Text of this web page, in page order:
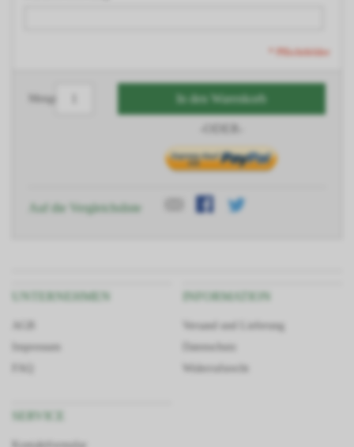
* Pflichtfelder
Menge In den Warenkorb
Auf die Vergleichsliste
UNTERNEHMEN
Impressum
INFORMATION
Versand und Lieferung
Datenschutz
Widerrufsrecht
Kontaktformular